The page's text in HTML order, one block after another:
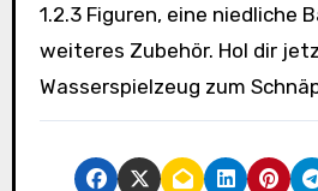
1.2.3 Figuren, eine niedliche
weiteres Zubehör. Hol dir
Wasserspielzeug zum